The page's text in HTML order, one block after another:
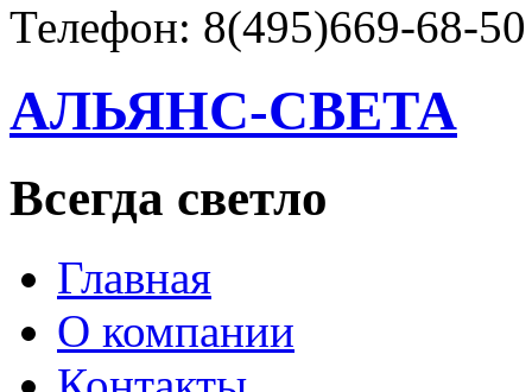
Телефон: 8(495)669-68-50
АЛЬЯНС-СВЕТА
Всегда светло
Главная
О компании